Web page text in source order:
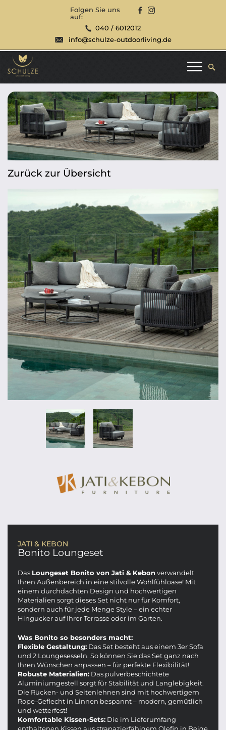
Folgen Sie uns
auf:
040 / 6012012
info@schulze-outdoorliving.de
Zurück zur Übersicht
JATI & KEBON
Bonito Loungeset
Das Loungeset Bonito von Jati & Kebon verwandelt
Ihren Außenbereich in eine stilvolle Wohlfühloase! Mit
einem durchdachten Design und hochwertigen
Materialien sorgt dieses Set nicht nur für Komfort,
sondern auch für jede Menge Style – ein echter
Hingucker auf Ihrer Terrasse oder im Garten.
Was Bonito so besonders macht:
Flexible Gestaltung: Das Set besteht aus einem 3er Sofa
und 2 Loungesesseln. So können Sie das Set ganz nach
Ihren Wünschen anpassen – für perfekte Flexibilität!
Robuste Materialien: Das pulverbeschichtete
Aluminiumgestell sorgt für Stabilität und Langlebigkeit.
Die Rücken- und Seitenlehnen sind mit hochwertigem
Rope-Geflecht in Linnen bespannt – modern, gemütlich
und wetterfest!
Komfortable Kissen-Sets: Die im Lieferumfang